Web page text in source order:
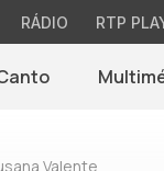
RÁDIO RTP
Valente